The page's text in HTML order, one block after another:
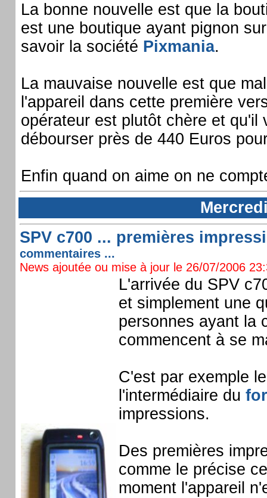
La bonne nouvelle est que la
est une boutique ayant pignon
savoir la société Pixmania.
La mauvaise nouvelle est que
l'appareil dans cette première
opérateur est plutôt chère et qu'il
débourser près de 440 Euros
Enfin quand on aime on ne
SPV c700 ... premières
commentaires ...
News ajoutée ou mise à jour le 26/07/2006
L'arrivée du SPV
et simplement une
personnes ayant la
commencent à se
C'est par exemple
l'intermédiaire du
impressions.
Des premières
comme le précise
moment l'appareil